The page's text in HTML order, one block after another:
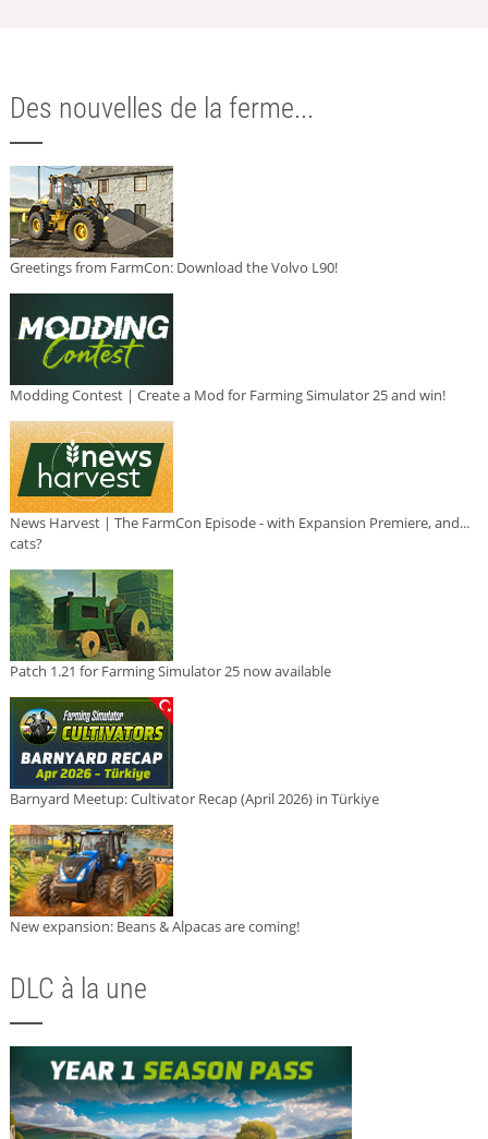
Des nouvelles de la ferme...
Greetings from FarmCon: Download the Volvo L90!
Modding Contest | Create a Mod for Farming Simulator 25 and win!
News Harvest | The FarmCon Episode - with Expansion Premiere, and...
cats?
Patch 1.21 for Farming Simulator 25 now available
Barnyard Meetup: Cultivator Recap (April 2026) in Türkiye
New expansion: Beans & Alpacas are coming!
DLC à la une